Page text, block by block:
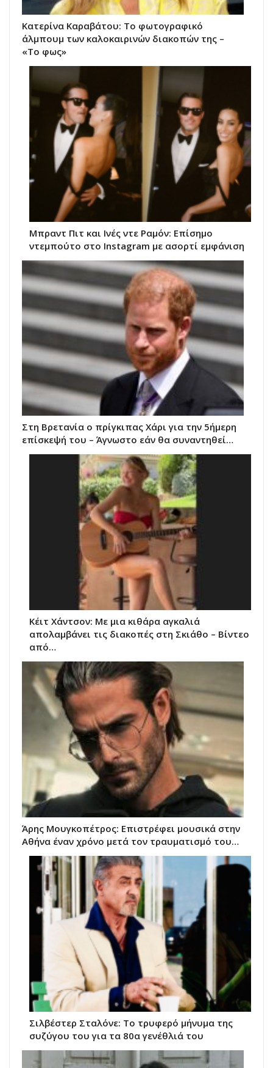
Κατερίνα Καραβάτου: Το φωτογραφικό
άλμπουμ των καλοκαιρινών διακοπών της –
«Το φως»
Μπραντ Πιτ και Ινές ντε Ραμόν: Επίσημο
ντεμπούτο στο Instagram με ασορτί εμφάνιση
Στη Βρετανία ο πρίγκιπας Χάρι για την 5ήμερη
επίσκεψή του – Άγνωστο εάν θα συναντηθεί…
Κέιτ Χάντσον: Με μια κιθάρα αγκαλιά
απολαμβάνει τις διακοπές στη Σκιάθο – Βίντεο
από…
Άρης Μουγκοπέτρος: Επιστρέφει μουσικά στην
Αθήνα έναν χρόνο μετά τον τραυματισμό του…
Σιλβέστερ Σταλόνε: Το τρυφερό μήνυμα της
συζύγου του για τα 80α γενέθλιά του